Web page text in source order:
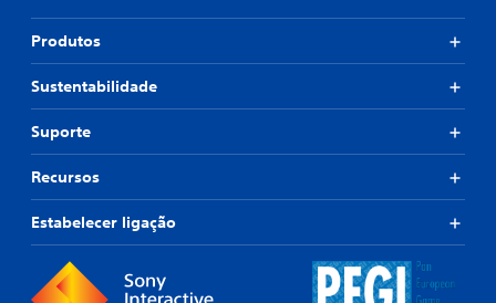
Produtos
Sustentabilidade
Suporte
Recursos
Estabelecer ligação